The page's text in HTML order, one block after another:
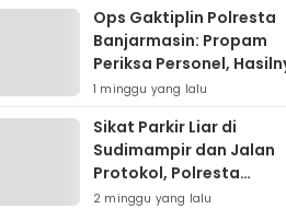
Ops Gaktiplin Polresta
Banjarmasin: Propam
Periksa Personel,
Nihil Pelanggaran
1 minggu yang lalu
Sikat Parkir Liar di
Sudimampir dan Jalan
Protokol, Polresta
Banjarmasin Mobilisasi
2 minggu yang lalu